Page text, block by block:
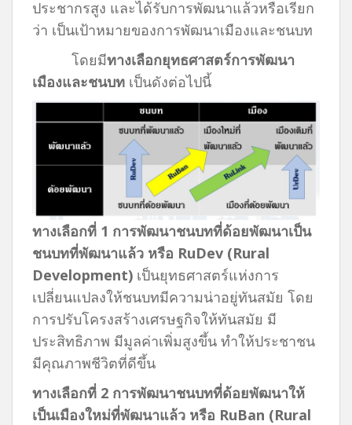
ประชากรสูง และได้รับการพัฒนาแล้วหรือเรียก
ว่า เป็นเป้าหมายของการพัฒนาเมืองและชนบท
โดยมีทางเลือกยุทธศาสตร์การพัฒนา
เมืองและชนบท เป็นดังต่อไปนี้
ทางเลือกที่ 1 การพัฒนาชนบทที่ด้อยพัฒนาเป็น
ชนบทที่พัฒนาแล้ว หรือ RuDev (Rural
Development) เป็นยุทธศาสตร์แห่งการ
เปลี่ยนแปลงให้ชนบทมีความน่าอยู่ทันสมัย โดย
การปรับโครงสร้างเศรษฐกิจให้ทันสมัย มี
ประสิทธิภาพ มีมูลค่าเพิ่มสูงขึ้น ทำให้ประชาชน
มีคุณภาพชีวิตที่ดีขึ้น
ทางเลือกที่ 2 การพัฒนาชนบทที่ด้อยพัฒนาให้
เป็นเมืองใหม่ที่พัฒนาแล้ว หรือ RuBan (Rural